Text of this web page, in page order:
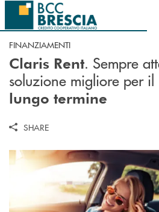
Salta al contenuto principale
FINANZIAMENTI
Claris Rent. Sempre
soluzione migliore per il
lungo termine
SHARE